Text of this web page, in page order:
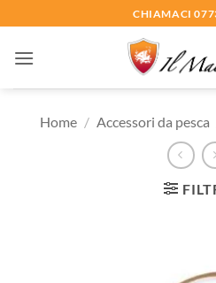
ai
contenuti
CHIAMACI
Home / Accessori da pesca